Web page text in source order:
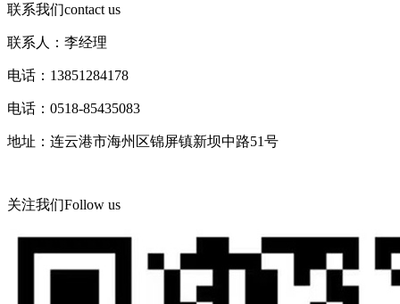
联系我们contact us
联系人：李经理
电话：13851284178
电话：0518-85435083
地址：连云港市海州区锦屏镇新坝中路51号
关注我们Follow us